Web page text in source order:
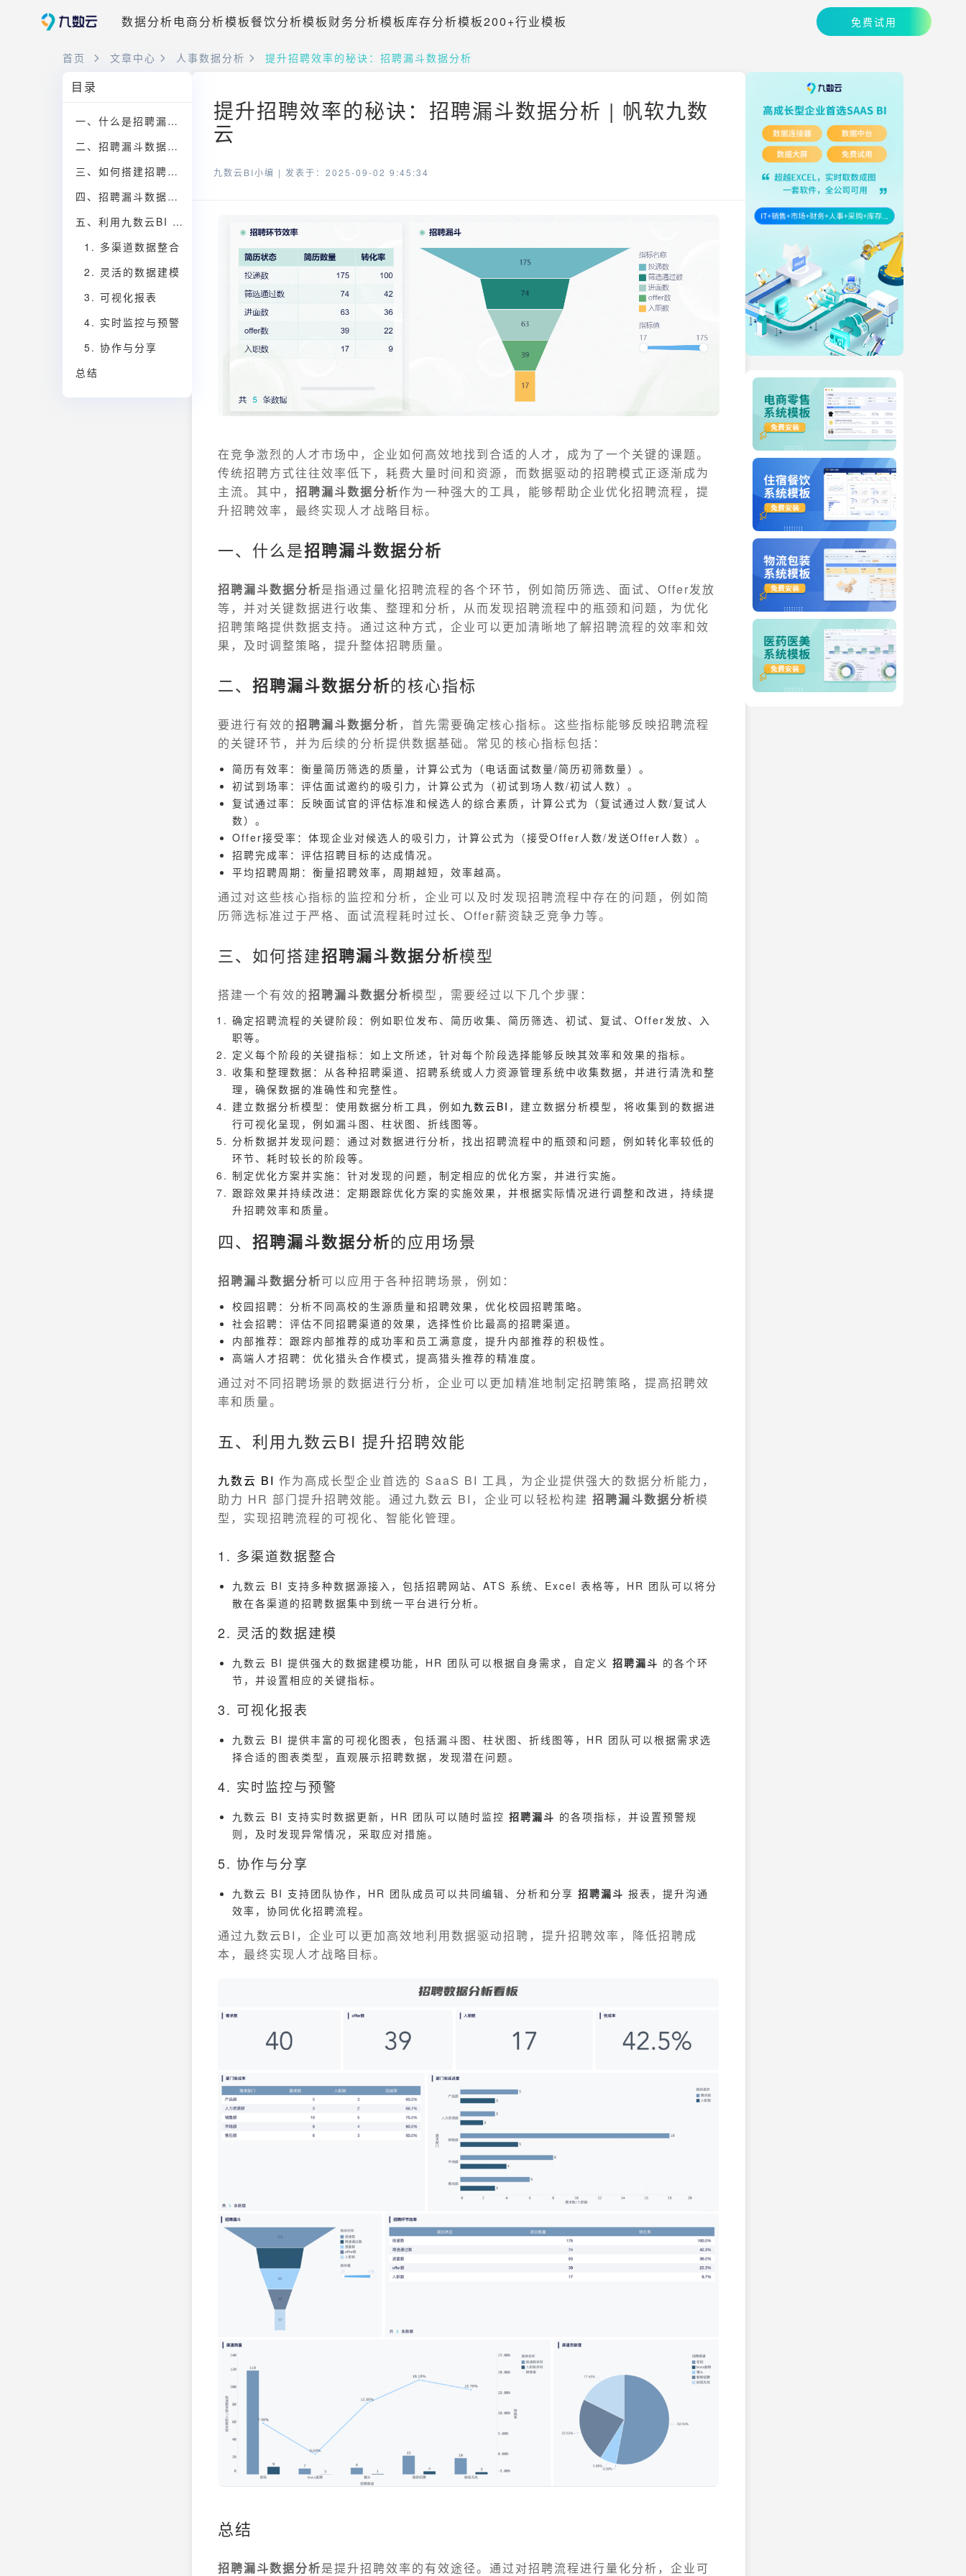
数据分析电商分析模板餐饮分析模板财务分析模板库存分析模板200+行业模板 免费试用
首页 文章中心 人事数据分析 提升招聘效率的秘诀：招聘漏斗数据分析
目录
一、什么是招聘漏斗数据分析
二、招聘漏斗数据分析的核心指标
三、如何搭建招聘漏斗数据分析模型
四、招聘漏斗数据分析的应用场景
五、利用九数云BI 提升招聘效能
1. 多渠道数据整合
2. 灵活的数据建模
3. 可视化报表
4. 实时监控与预警
5. 协作与分享
总结
提升招聘效率的秘诀：招聘漏斗数据分析 | 帆软九数
云
九数云BI小编 | 发表于：2025-09-02 9:45:34
在竞争激烈的人才市场中，企业如何高效地找到合适的人才，成为了一个关键的课题。
传统招聘方式往往效率低下，耗费大量时间和资源，而数据驱动的招聘模式正逐渐成为
主流。其中， 招聘漏斗数据分析作为一种强大的工具，能够帮助企业优化招聘流程，提
升招聘效率，最终实现人才战略目标。
一、什么是招聘漏斗数据分析
招聘漏斗数据分析是指通过量化招聘流程的各个环节，例如简历筛选、面试、Offer发放
等，并对关键数据进行收集、整理和分析，从而发现招聘流程中的瓶颈和问题，为优化
招聘策略提供数据支持。通过这种方式，企业可以更加清晰地了解招聘流程的效率和效
果，及时调整策略，提升整体招聘质量。
二、 招聘漏斗数据分析的核心指标
要进行有效的招聘漏斗数据分析 ，首先需要确定核心指标。这些指标能够反映招聘流程
的关键环节，并为后续的分析提供数据基础。常见的核心指标包括：
简历有效率：衡量简历筛选的质量，计算公式为（电话面试数量/简历初筛数量）。
初试到场率：评估面试邀约的吸引力，计算公式为（初试到场人数/初试人数）。
复试通过率：反映面试官的评估标准和候选人的综合素质，计算公式为（复试通过人数/复试人
数）。
Offer接受率：体现企业对候选人的吸引力，计算公式为（接受Offer人数/发送Offer人数）。
招聘完成率：评估招聘目标的达成情况。
平均招聘周期：衡量招聘效率，周期越短，效率越高。
通过对这些核心指标的监控和分析，企业可以及时发现招聘流程中存在的问题，例如简
历筛选标准过于严格、面试流程耗时过长、Offer薪资缺乏竞争力等。
三、如何搭建招聘漏斗数据分析模型
搭建一个有效的招聘漏斗数据分析模型，需要经过以下几个步骤：
确定招聘流程的关键阶段：例如职位发布、简历收集、简历筛选、初试、复试、Offer发放、入
职等。
定义每个阶段的关键指标：如上文所述，针对每个阶段选择能够反映其效率和效果的指标。
收集和整理数据：从各种招聘渠道、招聘系统或人力资源管理系统中收集数据，并进行清洗和整
理，确保数据的准确性和完整性。
建立数据分析模型：使用数据分析工具，例如 九数云BI ，建立数据分析模型，将收集到的数据进
行可视化呈现，例如漏斗图、柱状图、折线图等。
分析数据并发现问题：通过对数据进行分析，找出招聘流程中的瓶颈和问题，例如转化率较低的
环节、耗时较长的阶段等。
制定优化方案并实施：针对发现的问题，制定相应的优化方案，并进行实施。
跟踪效果并持续改进：定期跟踪优化方案的实施效果，并根据实际情况进行调整和改进，持续提
升招聘效率和质量。
四、 招聘漏斗数据分析的应用场景
招聘漏斗数据分析可以应用于各种招聘场景，例如：
校园招聘：分析不同高校的生源质量和招聘效果，优化校园招聘策略。
社会招聘：评估不同招聘渠道的效果，选择性价比最高的招聘渠道。
内部推荐：跟踪内部推荐的成功率和员工满意度，提升内部推荐的积极性。
高端人才招聘：优化猎头合作模式，提高猎头推荐的精准度。
通过对不同招聘场景的数据进行分析，企业可以更加精准地制定招聘策略，提高招聘效
率和质量。
五、利用九数云BI 提升招聘效能
九数云 BI 作为高成长型企业首选的 SaaS BI 工具，为企业提供强大的数据分析能力，
助力 HR 部门提升招聘效能。通过九数云 BI，企业可以轻松构建 招聘漏斗数据分析模
型，实现招聘流程的可视化、智能化管理。
1. 多渠道数据整合
九数云 BI 支持多种数据源接入，包括招聘网站、ATS 系统、Excel 表格等，HR 团队可以将分
散在各渠道的招聘数据集中到统一平台进行分析。
2. 灵活的数据建模
九数云 BI 提供强大的数据建模功能，HR 团队可以根据自身需求，自定义 招聘漏斗 的各个环
节，并设置相应的关键指标。
3. 可视化报表
九数云 BI 提供丰富的可视化图表，包括漏斗图、柱状图、折线图等，HR 团队可以根据需求选
择合适的图表类型，直观展示招聘数据，发现潜在问题。
4. 实时监控与预警
九数云 BI 支持实时数据更新，HR 团队可以随时监控 招聘漏斗 的各项指标，并设置预警规
则，及时发现异常情况，采取应对措施。
5. 协作与分享
九数云 BI 支持团队协作，HR 团队成员可以共同编辑、分析和分享 招聘漏斗 报表，提升沟通
效率，协同优化招聘流程。
通过九数云BI，企业可以更加高效地利用数据驱动招聘，提升招聘效率，降低招聘成
本，最终实现人才战略目标。
总结
招聘漏斗数据分析是提升招聘效率的有效途径。通过对招聘流程进行量化分析，企业可